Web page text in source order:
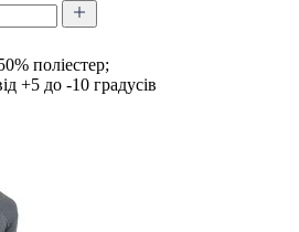
поліестер;
+5 до -10 градусів